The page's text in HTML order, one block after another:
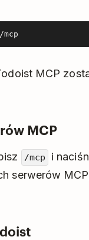
MCP
MCP
/mcp i
serwerów